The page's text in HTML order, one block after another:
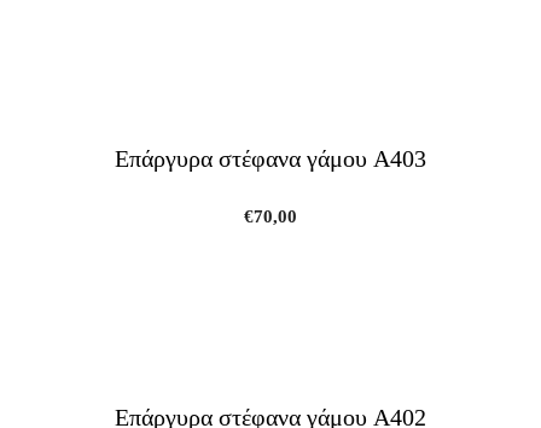
Επάργυρα στέφανα γάμου A403
€70,00
Επάργυρα στέφανα γάμου A402